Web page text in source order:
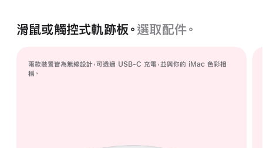
滑鼠或觸控式軌跡板。 選取配件。
兩款裝置皆為無線設計，可透過 USB-C 充電，並與你的 iMac 色彩相
稱。